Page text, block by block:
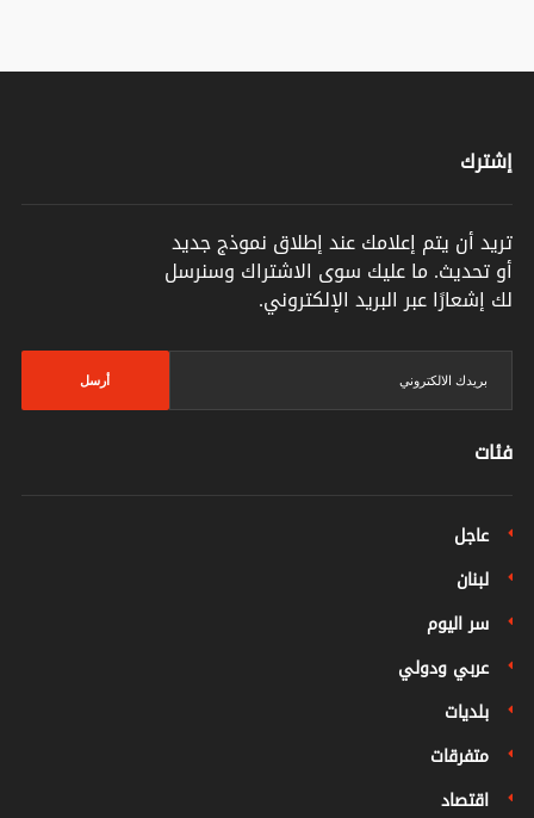
إشترك
تريد أن يتم إعلامك عند إطلاق نموذج جديد
أو تحديث. ما عليك سوى الاشتراك وسنرسل
لك إشعارًا عبر البريد الإلكتروني.
أرسل
فئات
عاجل
لبنان
سر اليوم
عربي ودولي
بلديات
متفرقات
اقتصاد